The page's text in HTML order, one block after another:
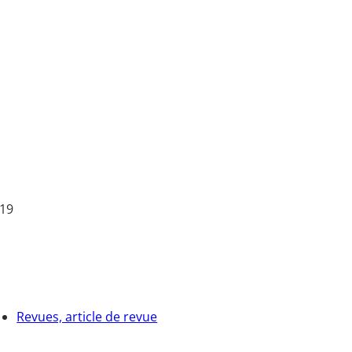
Revues, article de revue